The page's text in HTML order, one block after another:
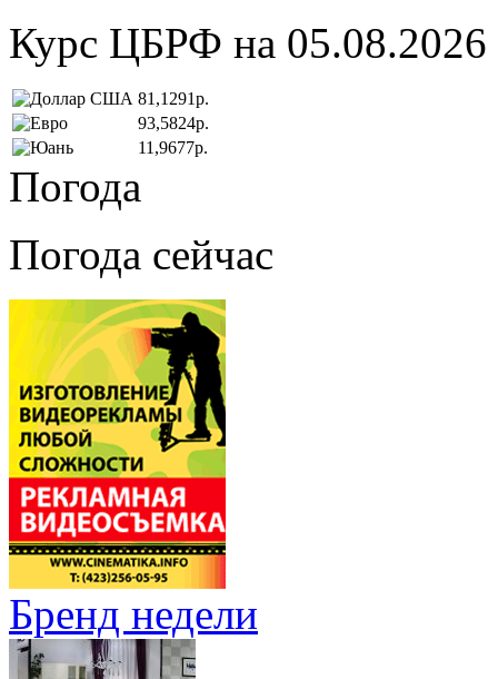
Курс ЦБРФ на 05.08.2026
81,1291р.
93,5824р.
11,9677р.
Погода
Погода сейчас
Бренд недели